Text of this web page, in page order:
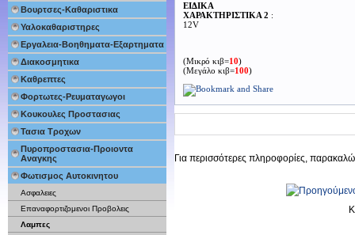
Βουρτσες-Καθαριστικα
Υαλοκαθαριστηρες
Εργαλεια-Βοηθηματα-Εξαρτηματα
Διακοσμητικα
Καθρεπτες
Φορτωτες-Ρευματαγωγοι
Κουκουλες Προστασιας
Τασια Τροχων
Πυροπροστασια-Προιοντα
Αναγκης
Φωτισμος Αυτοκινητου
Ασφαλειες
Επαναφορτιζομενοι Προβολεις
Λαμπες
ΕΙΔΙΚΑ
ΧΑΡΑΚΤΗΡΙΣΤΙΚΑ 2 :
12V
(Μικρό κιβ=10)
(Μεγάλο κιβ=100)
Για περισσότερες πληροφορίες, παρακαλώ